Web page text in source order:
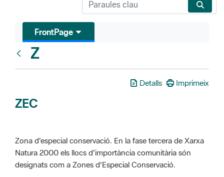
FrontPage
Z
Detalls Imprimeix
ZEC
Zona d'especial conservació. En la fase tercera de Xarxa
Natura 2000 els llocs d'importància comunitària són
designats com a Zones d'Especial Conservació.